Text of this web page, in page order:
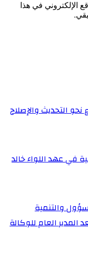
الإلكتروني في هذا
نحو التحديث والإصلاح
في عهد اللواء خالد
والتنمية
العام للوكالة